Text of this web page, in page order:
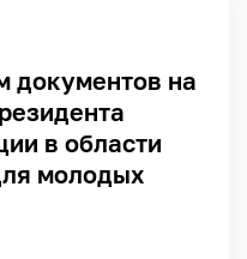
документов на
в области
молодых